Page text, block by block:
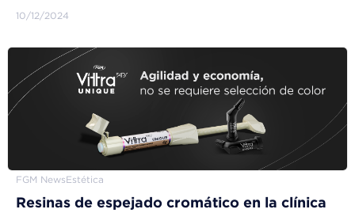
10/12/2024
FGM News Estética
Resinas de espejado cromático en la clínica